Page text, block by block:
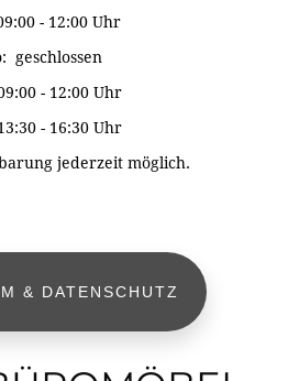
- 12:00 Uhr
geschlossen
- 12:00 Uhr
- 16:30 Uhr
jederzeit möglich.
& DATENSCHUTZ